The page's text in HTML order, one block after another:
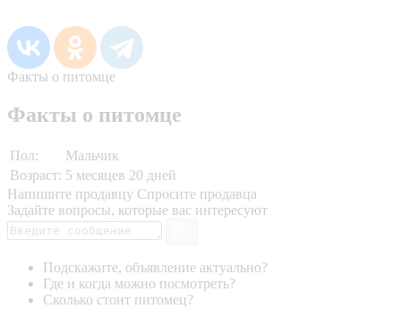
Факты о питомце
Факты о питомце
Пол:
Мальчик
Возраст: 5 месяцев 20 дней
Напишите продавцу Спросите продавца
Задайте вопросы, которые вас интересуют
Подскажите, объявление актуально?
Где и когда можно посмотреть?
Сколько стоит питомец?